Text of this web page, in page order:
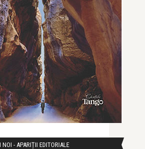
NOI - APARIȚII EDITORIALE